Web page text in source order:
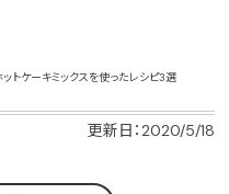
トケーキミックスを使ったレシピ3選
更新日：2020/5/18